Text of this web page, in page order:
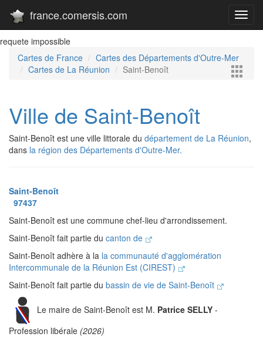
requete impossible
france.comersis.com
Cartes de France
Cartes des Départements d'Outre-Mer
Cartes de La Réunion
Saint-Benoît
Ville de Saint-Benoît
Saint-Benoît est une ville littorale du département de La Réunion,
dans la région des Départements d'Outre-Mer.
Saint-Benoît
97437
Saint-Benoît est une commune chef-lieu d'arrondissement.
Saint-Benoît fait partie du canton de
Saint-Benoît adhère à la la communauté d'agglomération
Intercommunale de la Réunion Est (CIREST)
Saint-Benoît fait partie du bassin de vie de Saint-Benoît
Le maire de Saint-Benoît est M. Patrice SELLY -
Profession libérale (2026)